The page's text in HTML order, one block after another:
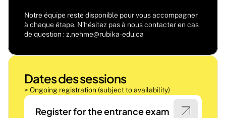
Notre équipe reste disponible pour vous accompagner
à chaque étape. N’hésitez pas à nous contacter en cas
de question : z.nehme@rubika-edu.ca
Dates des sessions
> Ongoing registration (subject to availability)
Register for the entrance exam